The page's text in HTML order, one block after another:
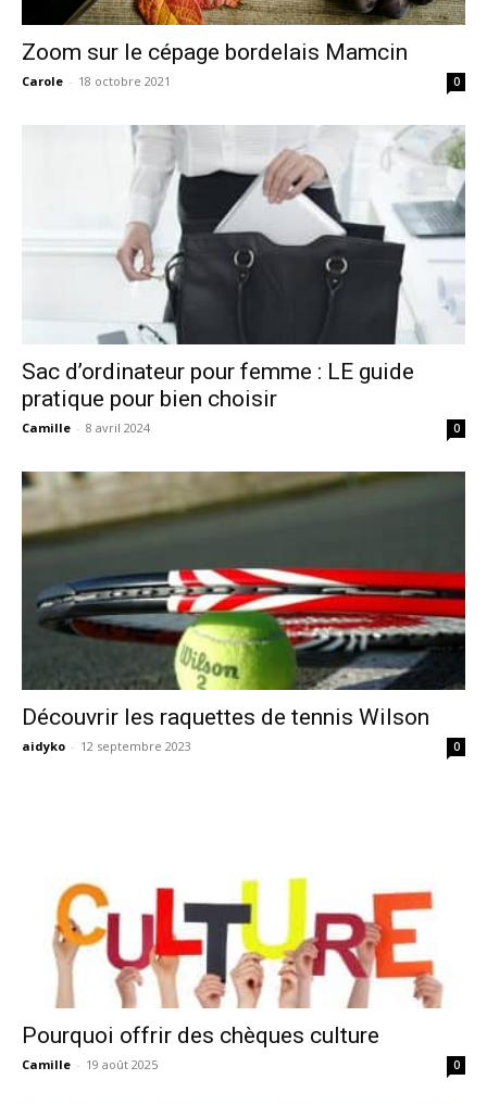
Zoom sur le cépage bordelais Mamcin
Carole - 18 octobre 2021 0
Sac d’ordinateur pour femme : LE guide
pratique pour bien choisir
Camille - 8 avril 2024 0
Découvrir les raquettes de tennis Wilson
aidyko - 12 septembre 2023 0
Pourquoi offrir des chèques culture
Camille - 19 août 2025 0